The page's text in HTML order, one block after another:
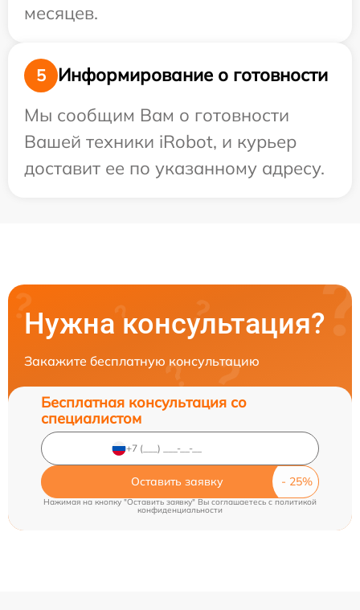
месяцев.
5
Информирование о готовности
Мы сообщим Вам о готовности
Вашей техники iRobot, и курьер
доставит ее по указанному адресу.
Нужна консультация?
Закажите бесплатную консультацию
Бесплатная консультация со
специалистом
Оставить заявку
Нажимая на кнопку "Оставить заявку" Вы соглашаетесь cполитикой
конфиденциальности